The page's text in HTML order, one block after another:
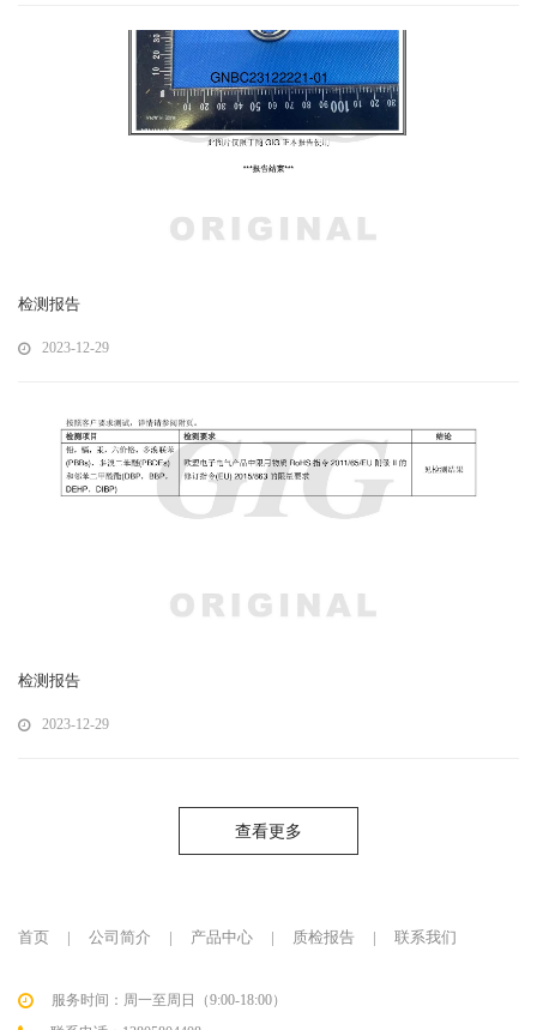
检测报告
2023-12-29
检测报告
2023-12-29
查看更多
首页 | 公司简介 | 产品中心 | 质检报告 | 联系我们
服务时间：周一至周日（9:00-18:00）